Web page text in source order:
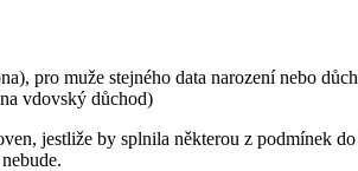
pro muže stejného data narození nebo
vdovský důchod)
jestliže by splnila některou z podmínek